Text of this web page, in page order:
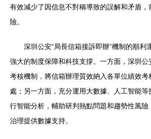
有效減少了因信息不對稱導致的誤解和矛盾，
險。
深圳公安“局長信箱接訴即辦”機制的順利
強大的制度保障和科技支撐。一方面，深圳
考核機制，將信箱辦理質效納入各單位績效
處；另一方面，充分運用大數據、人工智能等
行智能分析，輔助研判熱點問題和趨勢性風
治理提供數據支持。